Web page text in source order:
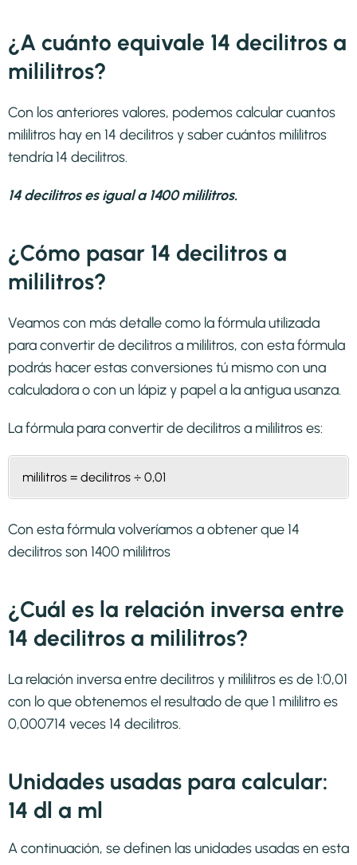
¿A cuánto equivale 14 decilitros a
mililitros?
Con los anteriores valores, podemos calcular cuantos
mililitros hay en 14 decilitros y saber cuántos mililitros
tendría 14 decilitros.
14 decilitros es igual a 1400 mililitros.
¿Cómo pasar 14 decilitros a
mililitros?
Veamos con más detalle como la fórmula utilizada
para convertir de decilitros a mililitros, con esta fórmula
podrás hacer estas conversiones tú mismo con una
calculadora o con un lápiz y papel a la antigua usanza.
La fórmula para convertir dedecilitros a mililitroses:
mililitros = decilitros ÷ 0,01
Con esta fórmula volveríamos a obtener que 14
decilitros son 1400 mililitros
¿Cuál es la relación inversa entre
14 decilitros a mililitros?
La relación inversa entre decilitros y mililitros es de 1:0,01
con lo que obtenemos el resultado de que 1 mililitro es
0,000714 veces 14 decilitros.
Unidades usadas para calcular:
14 dl a ml
A continuación, se definen las unidades usadas en esta